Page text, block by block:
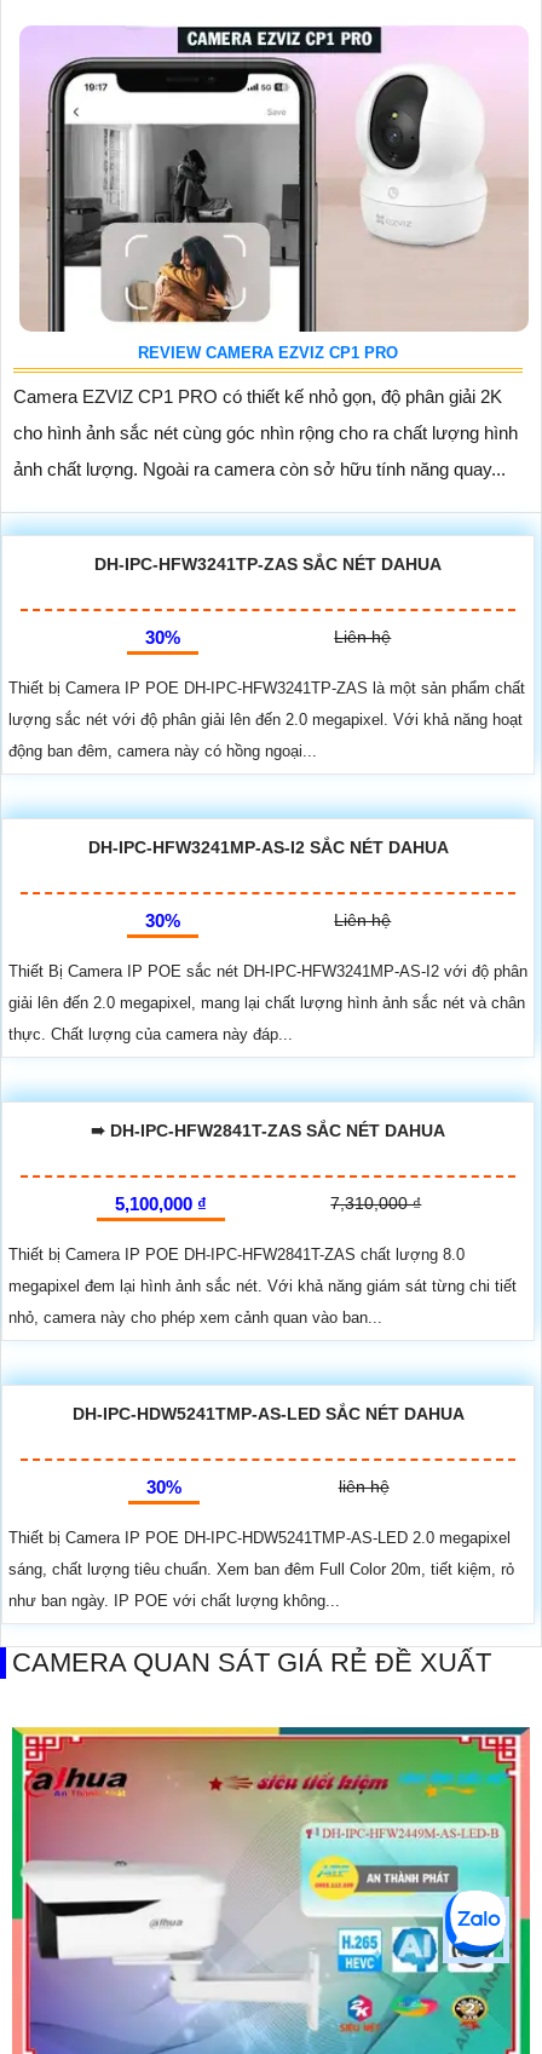
REVIEW CAMERA EZVIZ CP1 PRO
Camera EZVIZ CP1 PRO có thiết kế nhỏ gọn, độ phân giải 2K
cho hình ảnh sắc nét cùng góc nhìn rộng cho ra chất lượng hình
ảnh chất lượng. Ngoài ra camera còn sở hữu tính năng quay...
DH-IPC-HFW3241TP-ZAS SẮC NÉT DAHUA
30% Liên hệ
Thiết bị Camera IP POE DH-IPC-HFW3241TP-ZAS là một sản phẩm chất
lượng sắc nét với độ phân giải lên đến 2.0 megapixel. Với khả năng hoạt
động ban đêm, camera này có hồng ngoại...
DH-IPC-HFW3241MP-AS-I2 SẮC NÉT DAHUA
30% Liên hệ
Thiết Bị Camera IP POE sắc nét DH-IPC-HFW3241MP-AS-I2 với độ phân
giải lên đến 2.0 megapixel, mang lại chất lượng hình ảnh sắc nét và chân
thực. Chất lượng của camera này đáp...
➠ DH-IPC-HFW2841T-ZAS SẮC NÉT DAHUA
5,100,000 ₫ 7,310,000 ₫
Thiết bị Camera IP POE DH-IPC-HFW2841T-ZAS chất lượng 8.0
megapixel đem lại hình ảnh sắc nét. Với khả năng giám sát từng chi tiết
nhỏ, camera này cho phép xem cảnh quan vào ban...
DH-IPC-HDW5241TMP-AS-LED SẮC NÉT DAHUA
30% liên hệ
Thiết bị Camera IP POE DH-IPC-HDW5241TMP-AS-LED 2.0 megapixel
sáng, chất lượng tiêu chuẩn. Xem ban đêm Full Color 20m, tiết kiệm, rỏ
như ban ngày. IP POE với chất lượng không...
CAMERA QUAN SÁT GIÁ RẺ ĐỀ XUẤT